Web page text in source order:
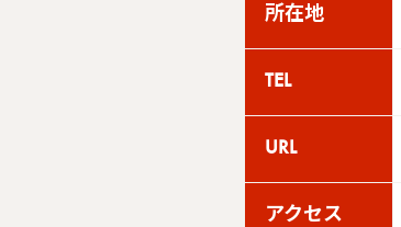
所在地
TEL
URL
アクセス